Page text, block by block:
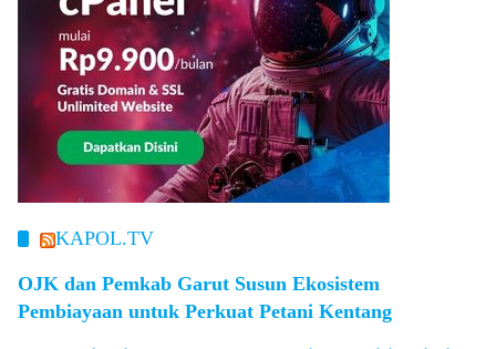
KAPOL.TV
OJK dan Pemkab Garut Susun Ekosistem
Pembiayaan untuk Perkuat Petani Kentang